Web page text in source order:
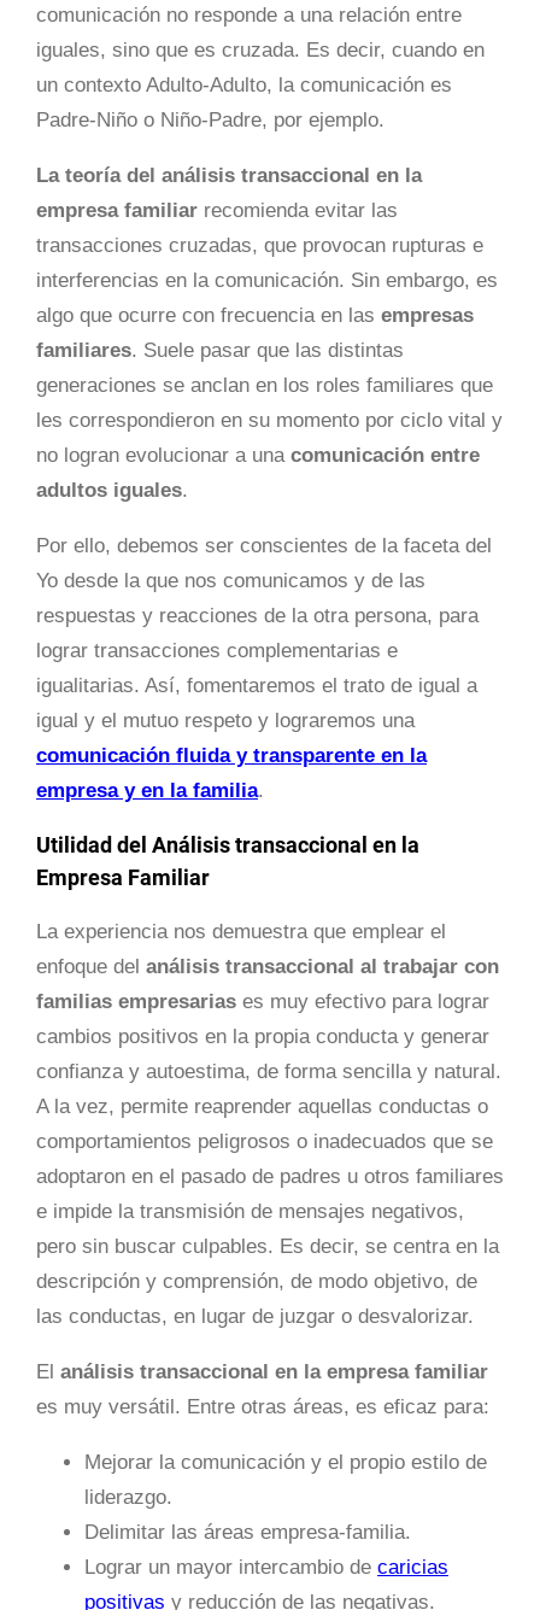
comunicación no responde a una relación entre
iguales, sino que es cruzada. Es decir, cuando en
un contexto Adulto-Adulto, la comunicación es
Padre-Niño o Niño-Padre, por ejemplo.
La teoría del análisis transaccional en la
empresa familiar recomienda evitar las
transacciones cruzadas, que provocan rupturas e
interferencias en la comunicación. Sin embargo, es
algo que ocurre con frecuencia en las empresas
familiares. Suele pasar que las distintas
generaciones se anclan en los roles familiares que
les correspondieron en su momento por ciclo vital y
no logran evolucionar a una comunicación entre
adultos iguales.
Por ello, debemos ser conscientes de la faceta del
Yo desde la que nos comunicamos y de las
respuestas y reacciones de la otra persona, para
lograr transacciones complementarias e
igualitarias. Así, fomentaremos el trato de igual a
igual y el mutuo respeto y lograremos una
comunicación fluida y transparente en la
empresa y en la familia.
Utilidad del Análisis transaccional en la
Empresa Familiar
La experiencia nos demuestra que emplear el
enfoque del análisis transaccional al trabajar con
familias empresarias es muy efectivo para lograr
cambios positivos en la propia conducta y generar
confianza y autoestima, de forma sencilla y natural.
A la vez, permite reaprender aquellas conductas o
comportamientos peligrosos o inadecuados que se
adoptaron en el pasado de padres u otros familiares
e impide la transmisión de mensajes negativos,
pero sin buscar culpables. Es decir, se centra en la
descripción y comprensión, de modo objetivo, de
las conductas, en lugar de juzgar o desvalorizar.
El análisis transaccional en la empresa familiar
es muy versátil. Entre otras áreas, es eficaz para:
Mejorar la comunicación y el propio estilo de
liderazgo.
Delimitar las áreas empresa-familia.
Lograr un mayor intercambio de caricias
positivas y reducción de las negativas.